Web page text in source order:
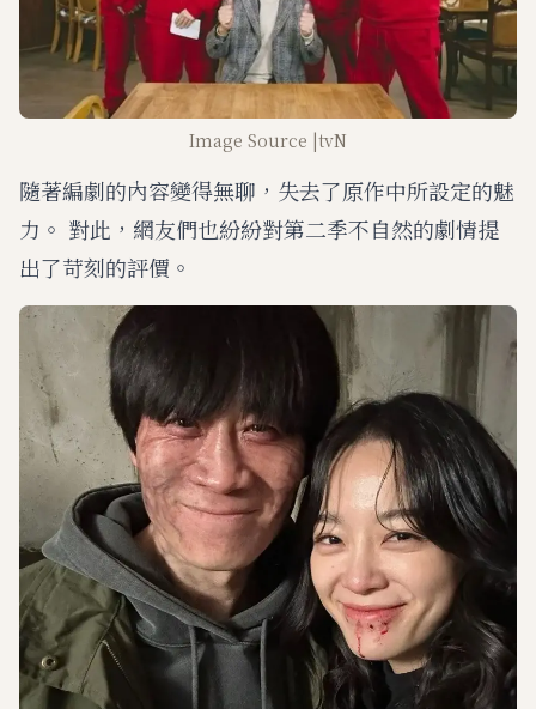
Image Source |tvN
隨著編劇的內容變得無聊，失去了原作中所設定的魅
力。 對此，網友們也紛紛對第二季不自然的劇情提
出了苛刻的評價。